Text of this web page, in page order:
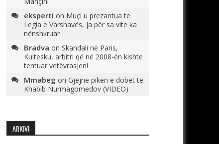
eksperti on Muçi u prezantua te
Legia e Varshavës, ja për sa vite ka
nënshkruar
Bradva on Skandali në Paris,
Kultesku, arbitri që në 2008-ën kishte
tentuar vetëvrasjen!
Mmabeg on Gjejnë pikën e dobët të
Khabib Nurmagomedov (VIDEO)
ARKIVI